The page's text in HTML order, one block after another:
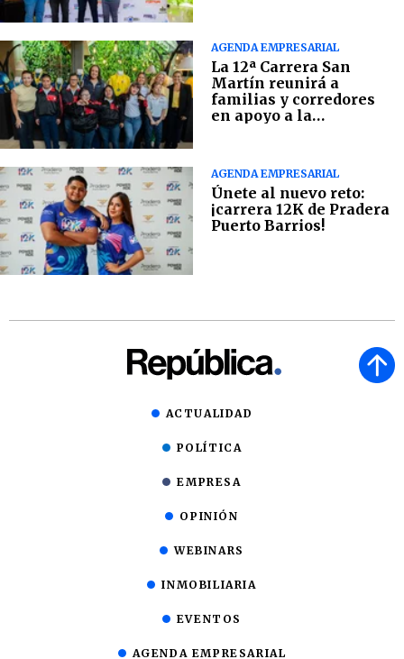
AGENDA EMPRESARIAL
La 12ª Carrera San
Martín reunirá a
familias y corredores
en apoyo a la
AGENDA EMPRESARIAL
Únete al nuevo reto:
¡carrera 12K de Pradera
Puerto Barrios!
ACTUALIDAD
POLÍTICA
EMPRESA
OPINIÓN
WEBINARS
INMOBILIARIA
EVENTOS
AGENDA EMPRESARIAL